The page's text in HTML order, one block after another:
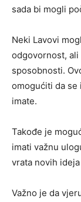
sada bi mogli
Neki Lavovi
odgovornost, ali
sposobnosti.
omogućiti da
imate.
Takođe je
imati važnu
vrata novih
Važno je da